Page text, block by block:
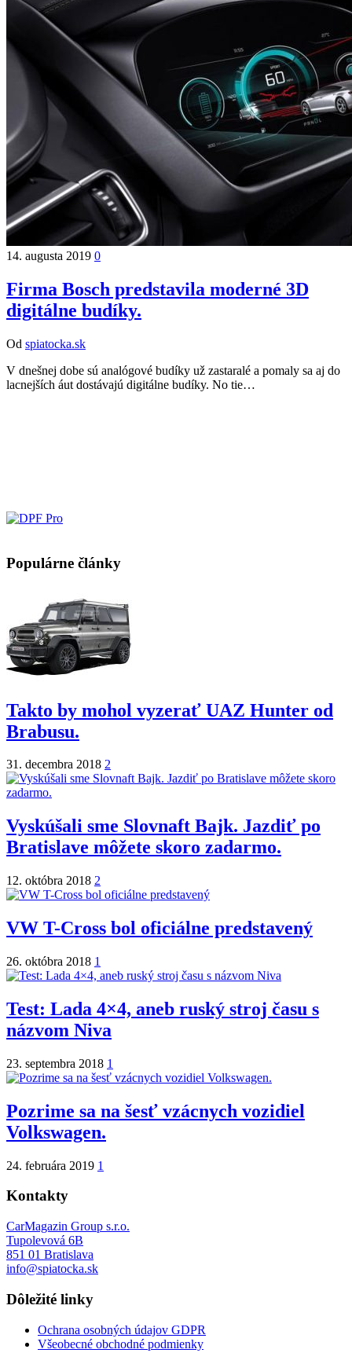
14. augusta 2019 0
Firma Bosch predstavila moderné 3D
digitálne budíky.
Od spiatocka.sk
V dnešnej dobe sú analógové budíky už zastaralé a pomaly sa aj do
lacnejších áut dostávajú digitálne budíky. No tie…
Populárne články
Takto by mohol vyzerať UAZ Hunter od
Brabusu.
31. decembra 2018 2
Vyskúšali sme Slovnaft Bajk. Jazdiť po
Bratislave môžete skoro zadarmo.
12. októbra 2018 2
VW T-Cross bol oficiálne predstavený
26. októbra 2018 1
Test: Lada 4×4, aneb ruský stroj času s
názvom Niva
23. septembra 2018 1
Pozrime sa na šesť vzácnych vozidiel
Volkswagen.
24. februára 2019 1
Kontakty
CarMagazin Group s.r.o.
Tupolevová 6B
851 01 Bratislava
info@spiatocka.sk
Dôležité linky
Ochrana osobných údajov GDPR
Všeobecné obchodné podmienky